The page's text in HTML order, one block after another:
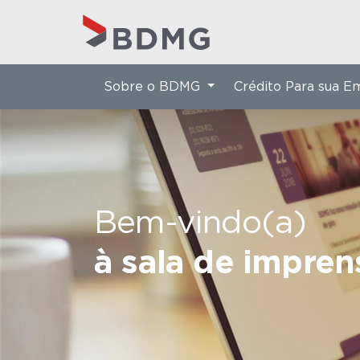
Bem-vindo(a)
à sala de
Sobre o BDMG Crédito Para sua